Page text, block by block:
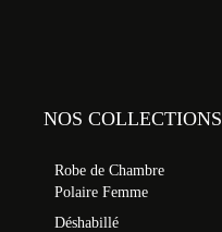
NOS COLLECTIONS
Robe de Chambre
Polaire Femme
Déshabillé